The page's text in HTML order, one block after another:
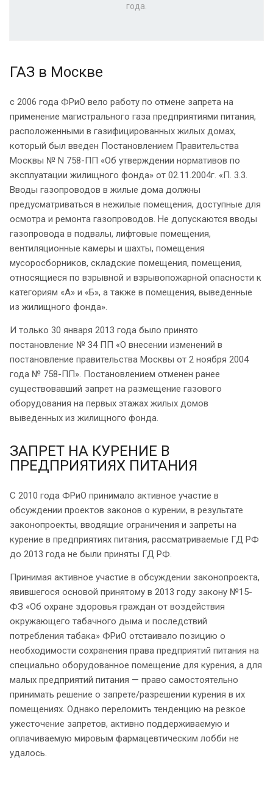
года.
ГАЗ в Москве
с 2006 года ФРиО вело работу по отмене запрета на
применение магистрального газа предприятиями питания,
расположенными в газифицированных жилых домах,
который был введен Постановлением Правительства
Москвы № N 758-ПП «Об утверждении нормативов по
эксплуатации жилищного фонда» от 02.11.2004г. «П. 3.3.
Вводы газопроводов в жилые дома должны
предусматриваться в нежилые помещения, доступные для
осмотра и ремонта газопроводов. Не допускаются вводы
газопровода в подвалы, лифтовые помещения,
вентиляционные камеры и шахты, помещения
мусоросборников, складские помещения, помещения,
относящиеся по взрывной и взрывопожарной опасности к
категориям «А» и «Б», а также в помещения, выведенные
из жилищного фонда».
И только 30 января 2013 года было принято
постановление № 34 ПП «О внесении изменений в
постановление правительства Москвы от 2 ноября 2004
года № 758-ПП». Постановлением отменен ранее
существовавший запрет на размещение газового
оборудования на первых этажах жилых домов
выведенных из жилищного фонда.
ЗАПРЕТ НА КУРЕНИЕ В
ПРЕДПРИЯТИЯХ ПИТАНИЯ
С 2010 года ФРиО принимало активное участие в
обсуждении проектов законов о курении, в результате
законопроекты, вводящие ограничения и запреты на
курение в предприятиях питания, рассматриваемые ГД РФ
до 2013 года не были приняты ГД РФ.
Принимая активное участие в обсуждении законопроекта,
явившегося основой принятому в 2013 году закону №15-
ФЗ «Об охране здоровья граждан от воздействия
окружающего табачного дыма и последствий
потребления табака» ФРиО отстаивало позицию о
необходимости сохранения права предприятий питания на
специально оборудованное помещение для курения, а для
малых предприятий питания — право самостоятельно
принимать решение о запрете/разрешении курения в их
помещениях. Однако переломить тенденцию на резкое
ужесточение запретов, активно поддерживаемую и
оплачиваемую мировым фармацевтическим лобби не
удалось.